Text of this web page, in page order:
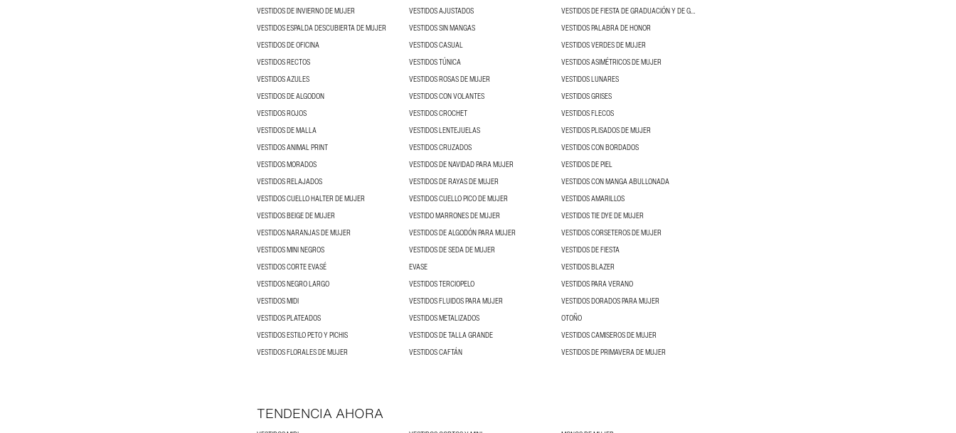
VESTIDOS DE INVIERNO DE MUJER
VESTIDOS AJUSTADOS
VESTIDOS DE FIESTA DE GRADUACIÓN Y DE GALA
VESTIDOS ESPALDA DESCUBIERTA DE MUJER
VESTIDOS SIN MANGAS
VESTIDOS PALABRA DE HONOR
VESTIDOS DE OFICINA
VESTIDOS CASUAL
VESTIDOS VERDES DE MUJER
VESTIDOS RECTOS
VESTIDOS TÚNICA
VESTIDOS ASIMÉTRICOS DE MUJER
VESTIDOS AZULES
VESTIDOS ROSAS DE MUJER
VESTIDOS LUNARES
VESTIDOS DE ALGODON
VESTIDOS CON VOLANTES
VESTIDOS GRISES
VESTIDOS ROJOS
VESTIDOS CROCHET
VESTIDOS FLECOS
VESTIDOS DE MALLA
VESTIDOS LENTEJUELAS
VESTIDOS PLISADOS DE MUJER
VESTIDOS ANIMAL PRINT
VESTIDOS CRUZADOS
VESTIDOS CON BORDADOS
VESTIDOS MORADOS
VESTIDOS DE NAVIDAD PARA MUJER
VESTIDOS DE PIEL
VESTIDOS RELAJADOS
VESTIDOS DE RAYAS DE MUJER
VESTIDOS CON MANGA ABULLONADA
VESTIDOS CUELLO HALTER DE MUJER
VESTIDOS CUELLO PICO DE MUJER
VESTIDOS AMARILLOS
VESTIDOS BEIGE DE MUJER
VESTIDO MARRONES DE MUJER
VESTIDOS TIE DYE DE MUJER
VESTIDOS NARANJAS DE MUJER
VESTIDOS DE ALGODÓN PARA MUJER
VESTIDOS CORSETEROS DE MUJER
VESTIDOS MINI NEGROS
VESTIDOS DE SEDA DE MUJER
VESTIDOS DE FIESTA
VESTIDOS CORTE EVASÉ
EVASE
VESTIDOS BLAZER
VESTIDOS NEGRO LARGO
VESTIDOS TERCIOPELO
VESTIDOS PARA VERANO
VESTIDOS MIDI
VESTIDOS FLUIDOS PARA MUJER
VESTIDOS DORADOS PARA MUJER
VESTIDOS PLATEADOS
VESTIDOS METALIZADOS
OTOÑO
VESTIDOS ESTILO PETO Y PICHIS
VESTIDOS DE TALLA GRANDE
VESTIDOS CAMISEROS DE MUJER
VESTIDOS FLORALES DE MUJER
VESTIDOS CAFTÁN VESTIDOS DE PRIMAVERA DE MUJER
TENDENCIA AHORA